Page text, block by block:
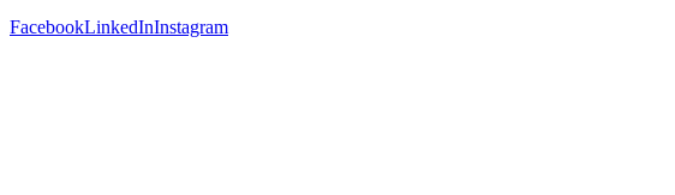
FacebookLinkedInInstagram